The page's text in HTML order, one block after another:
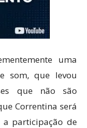
uma
som, que levou
que não são
Correntina será
participação de